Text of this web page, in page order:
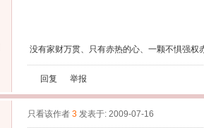
没有家财万贯、只有赤热的心、一颗不惧强权
回复 举报
只看该作者 3 发表于: 2009-07-16